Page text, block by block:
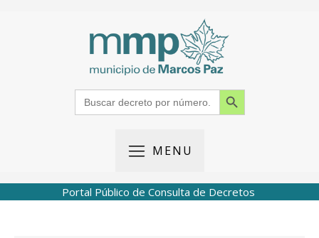
Search
for:
Search Button
MENU
Portal Público de Consulta de Decretos